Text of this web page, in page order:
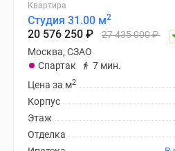
Квартира
Студия 31.00 м2
20 576 250 ₽ 27 435 000₽
Москва, СЗАО
Спартак
7 мин.
Цена за м2
Корпус
Этаж
Отделка